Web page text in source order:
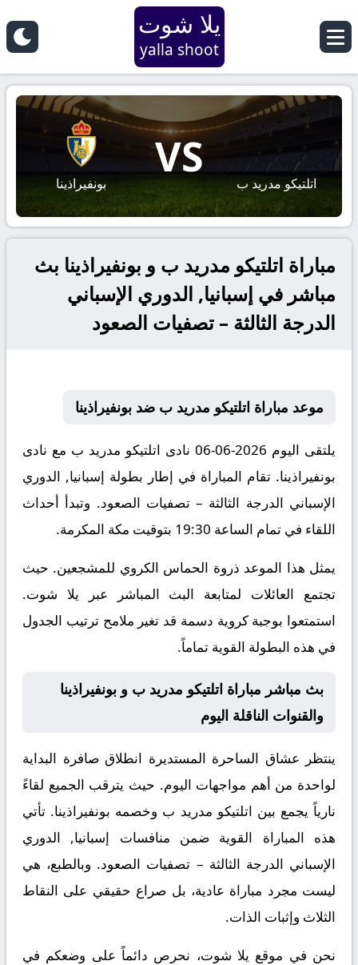
يلا شوت
yalla shoot
اتلتيكو مدريد ب
VS
بونفيراذينا
مباراة اتلتيكو مدريد ب و بونفيراذينا بث
مباشر في إسبانيا, الدوري الإسباني
الدرجة الثالثة – تصفيات الصعود
موعد مباراة اتلتيكو مدريد ب ضد بونفيراذينا
يلتقى اليوم 2026-06-06 نادى اتلتيكو مدريد ب مع نادى
بونفيراذينا. تقام المباراة في إطار بطولة إسبانيا, الدوري
الإسباني الدرجة الثالثة – تصفيات الصعود. وتبدأ أحداث
اللقاء في تمام الساعة 19:30 بتوقيت مكة المكرمة.
يمثل هذا الموعد ذروة الحماس الكروي للمشجعين. حيث
تجتمع العائلات لمتابعة البث المباشر عبر يلا شوت.
استمتعوا بوجبة كروية دسمة قد تغير ملامح ترتيب الجدول
في هذه البطولة القوية تماماً.
بث مباشر مباراة اتلتيكو مدريد ب و بونفيراذينا
والقنوات الناقلة اليوم
ينتظر عشاق الساحرة المستديرة انطلاق صافرة البداية
لواحدة من أهم مواجهات اليوم. حيث يترقب الجميع لقاءً
نارياً يجمع بين اتلتيكو مدريد ب وخصمه بونفيراذينا. تأتي
هذه المباراة القوية ضمن منافسات إسبانيا, الدوري
الإسباني الدرجة الثالثة – تصفيات الصعود. وبالطبع، هي
ليست مجرد مباراة عادية، بل صراع حقيقي على النقاط
الثلاث وإثبات الذات.
نحن في موقع يلا شوت، نحرص دائماً على وضعكم في